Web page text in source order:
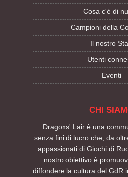
Cosa c'è di
Campioni della
Il nostro
Utenti
Eventi
CHI
Dragons' Lair è una
senza fini di lucro che, da
appassionati di Giochi di
nostro obiettivo è
diffondere la cultura del GdR